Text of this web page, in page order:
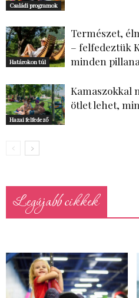
Családi programok
Határokon túl
Természet,
– felfedeztük
minden
Hazai felfedező
Kamaszokkal
ötlet lehet,
Legújabb cikkek